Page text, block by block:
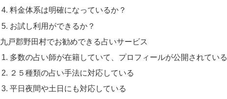
料金体系は明確になっているか？
お試し利用ができるか？
九戸郡野田村でお勧めできる占いサービス
多数の占い師が在籍していて、プロフィールが公開されている
２５種類の占い手法に対応している
平日夜間や土日にも対応している